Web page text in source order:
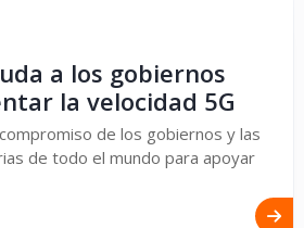
a los gobiernos
la velocidad 5G
de los gobiernos y las
de todo el mundo para apoyar